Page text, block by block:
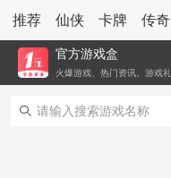
推荐 仙侠 卡牌 传奇
官方游戏盒
火爆游戏、热门资讯、游戏